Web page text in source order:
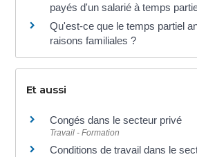
payés d'un salarié à temps
Qu'est-ce que le temps partiel
raisons familiales ?
Et aussi
Congés dans le secteur privé
Travail - Formation
Conditions de travail dans le